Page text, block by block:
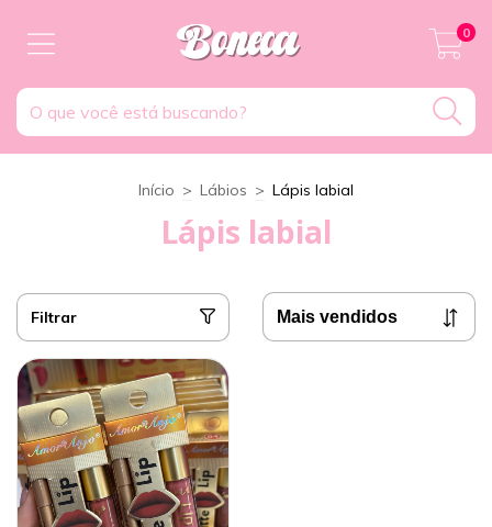
0
Início > Lábios > Lápis labial
Lápis labial
Filtrar